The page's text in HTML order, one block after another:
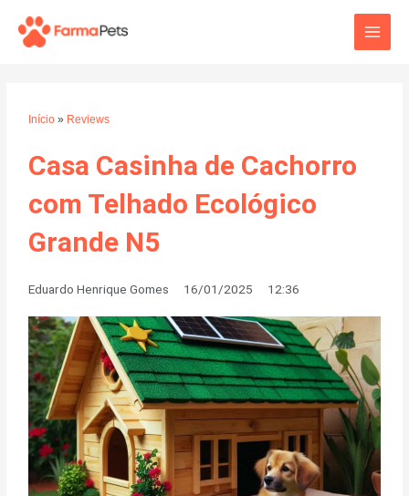
para
Main
Início » Reviews
Casa Casinha de Cachorro
com Telhado Ecológico
Grande N5
Eduardo Henrique Gomes 16/01/2025 12:36